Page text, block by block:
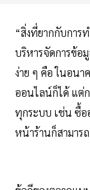
“สิ่งที่ยากกับการ
บริหารจัดการข้อ
ง่าย ๆ คือ ในอน
ออนไลน์ก็ได้ แต่
ทุกระบบ เช่น ซื้
หน้าร้านก็สามาร